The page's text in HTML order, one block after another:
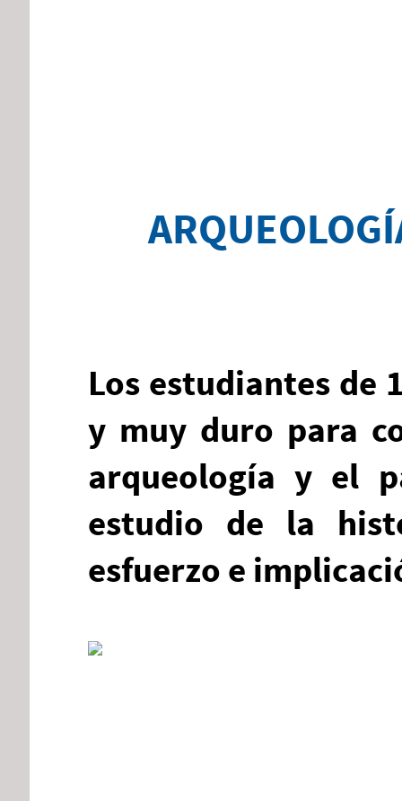
Los estudiantes de
y muy duro para
arqueología y el
estudio de la
esfuerzo e